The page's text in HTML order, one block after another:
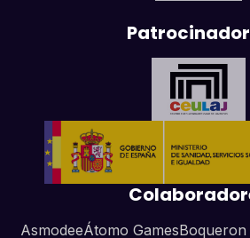
AsmodeeÁtomo GamesBoqueron